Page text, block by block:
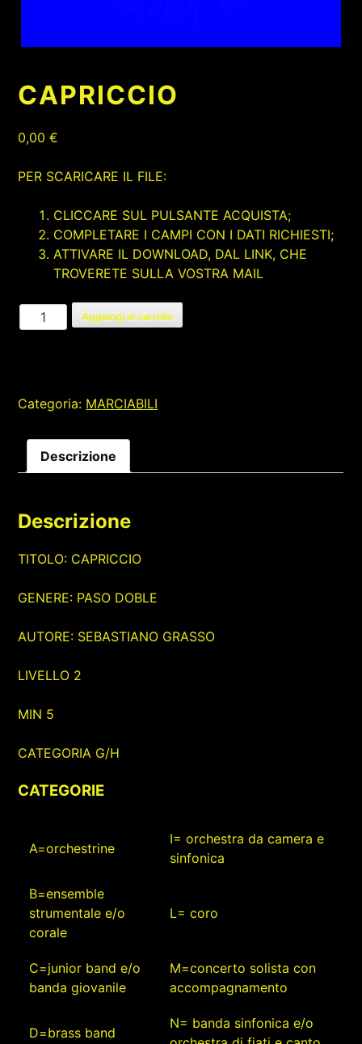
CAPRICCIO
0,00€
PER SCARICARE IL FILE:
CLICCARE SUL PULSANTE ACQUISTA;
COMPLETARE I CAMPI CON I DATI RICHIESTI;
ATTIVARE IL DOWNLOAD, DAL LINK, CHE
TROVERETE SULLA VOSTRA MAIL
CAPRICCIO
quantità
Aggiungi al carrello
Categoria: MARCIABILI
Descrizione
Descrizione
TITOLO: CAPRICCIO
GENERE: PASO DOBLE
AUTORE: SEBASTIANO GRASSO
LIVELLO 2
MIN 5
CATEGORIA G/H
CATEGORIE
A=orchestrine
I= orchestra da camera e
sinfonica
B=ensemble
strumentale e/o
corale
L= coro
C=junior band e/o
banda giovanile
M=concerto solista con
accompagnamento
D=brass band
N= banda sinfonica e/o